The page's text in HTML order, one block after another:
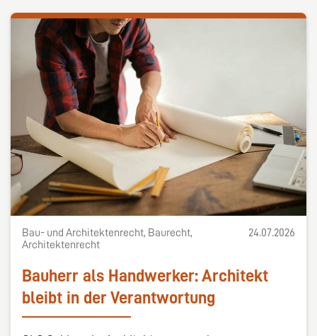
Bau- und Architektenrecht, Baurecht,
Architektenrecht
24.07.2026
Bauherr als Handwerker: Architekt
bleibt in der Verantwortung